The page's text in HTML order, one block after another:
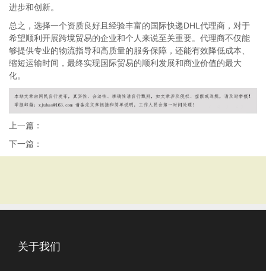
进步和创新。
总之，选择一个资质良好且经验丰富的国际快递DHL代理商，对于
希望顺利开展跨境贸易的企业和个人来说至关重要。代理商不仅能
够提供专业的物流指导和高质量的服务保障，还能有效降低成本、
缩短运输时间，最终实现国际贸易的顺利发展和商业价值的最大
化。
上一篇：
下一篇：
关于我们